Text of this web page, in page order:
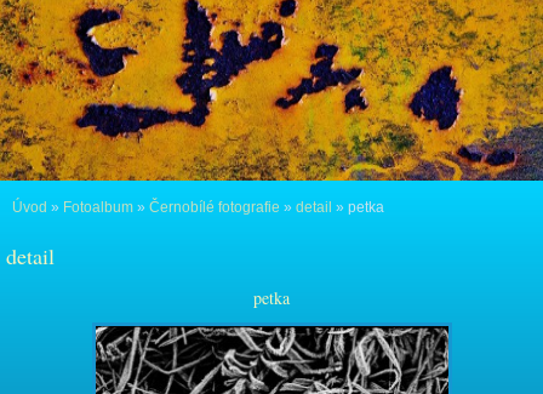
Úvod » Fotoalbum » Černobílé fotografie » detail » petka
detail
petka